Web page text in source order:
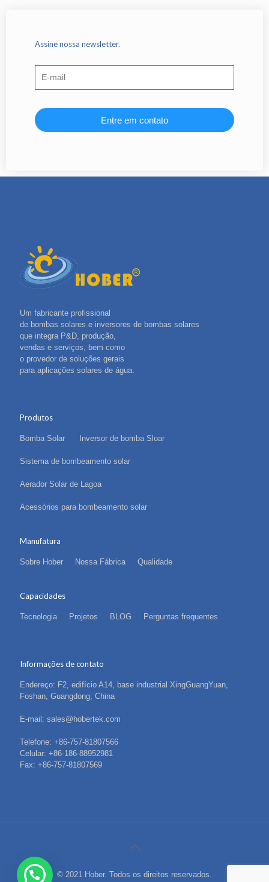
Assine nossa newsletter.
Entre em contato
Um fabricante profissional
de bombas solares e inversores de bombas solares
que integra P&D, produção,
vendas e serviços, bem como
o provedor de soluções gerais
para aplicações solares de água.
Produtos
Bomba Solar Inversor de bomba Sloar
Sistema de bombeamento solar
Aerador Solar de Lagoa
Acessórios para bombeamento solar
Manufatura
Sobre Hober Nossa Fábrica Qualidade
Capacidades
Tecnologia Projetos BLOG Perguntas frequentes
Informações de contato
Endereço: F2, edifício A14, base industrial XingGuangYuan,
Foshan, Guangdong, China
E-mail: sales@hobertek.com
Telefone: +86-757-81807566
Celular: +86-186-88952981
Fax: +86-757-81807569
© 2021 Hober. Todos os direitos reservados.